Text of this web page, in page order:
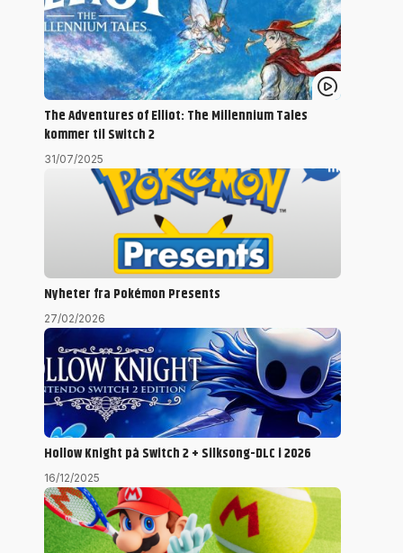
The Adventures of Elliot: The Millennium Tales
kommer til Switch 2
31/07/2025
Nyheter fra Pokémon Presents
27/02/2026
Hollow Knight på Switch 2 + Silksong-DLC i 2026
16/12/2025